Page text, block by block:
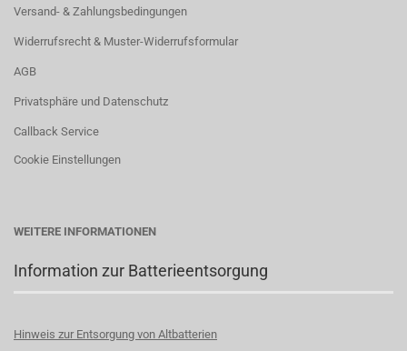
Versand- & Zahlungsbedingungen
Widerrufsrecht & Muster-Widerrufsformular
AGB
Privatsphäre und Datenschutz
Callback Service
Cookie Einstellungen
WEITERE INFORMATIONEN
Information zur Batterieentsorgung
Hinweis zur Entsorgung von Altbatterien